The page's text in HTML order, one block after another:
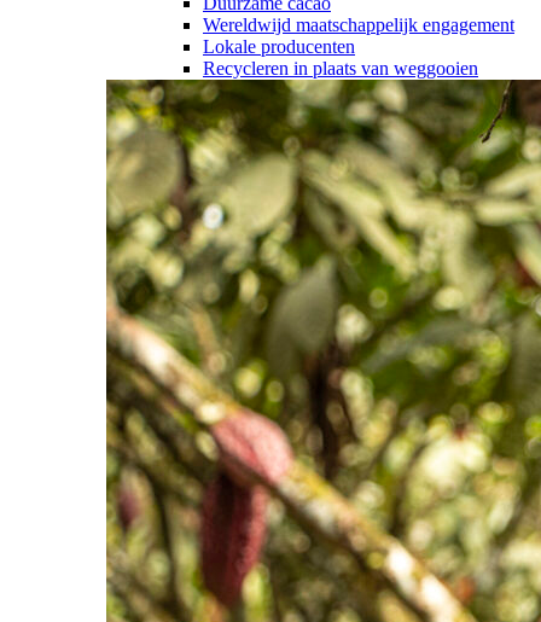
Wereldwijd maatschappelijk engagement
Lokale producenten
Recycleren in plaats van weggooien